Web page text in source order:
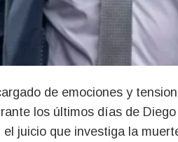
los últimos días de
el juicio que investiga la